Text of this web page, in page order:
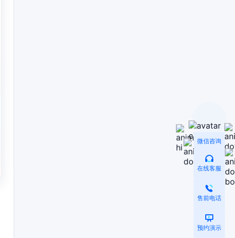
微信咨询
在线客服
售前电话
预约演示